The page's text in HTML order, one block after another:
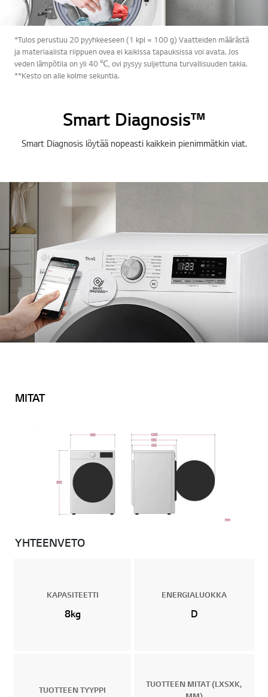
*Tulos perustuu 20 pyyhkeeseen (1 kpl = 100 g) Vaatteiden määrästä
ja materiaalista riippuen ovea ei kaikissa tapauksissa voi avata. Jos
veden lämpötila on yli 40 ℃, ovi pysyy suljettuna turvallisuuden takia.
**Kesto on alle kolme sekuntia.
Smart Diagnosis™
Smart Diagnosis löytää nopeasti kaikkein pienimmätkin viat.
MITAT
YHTEENVETO
KAPASITEETTI
8kg
ENERGIALUOKKA
D
TUOTTEEN TYYPPI
TUOTTEEN MITAT (LXSXK,